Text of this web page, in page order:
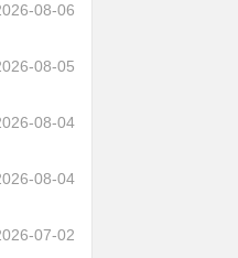
08-06
08-05
08-04
08-04
07-02